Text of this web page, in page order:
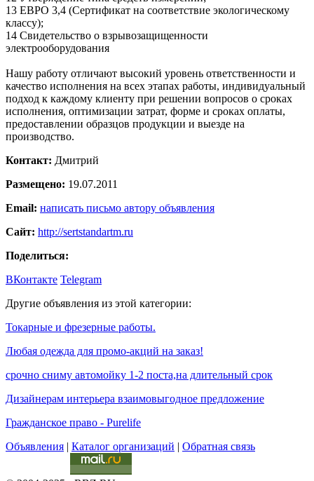
13 ЕВРО 3,4 (Сертификат на соответствие экологическому
классу);
14 Свидетельство о взрывозащищенности
электрооборудования
Нашу работу отличают высокий уровень ответственности и
качество исполнения на всех этапах работы, индивидуальный
подход к каждому клиенту при решении вопросов о сроках
исполнения, оптимизации затрат, форме и сроках оплаты,
предоставлении образцов продукции и выезде на
производство.
Контакт: Дмитрий
Размещено: 19.07.2011
Email: написать письмо автору объявления
Сайт: http://sertstandartm.ru
Поделиться:
ВКонтакте Telegram
Другие объявления из этой категории:
Токарные и фрезерные работы.
Любая одежда для промо-акций на заказ!
срочно сниму автомойку 1-2 поста,на длительный срок
Дизайнерам интерьера взаимовыгодное предложение
Гражданское право - Purelife
Объявления | Каталог организаций | Обратная связь